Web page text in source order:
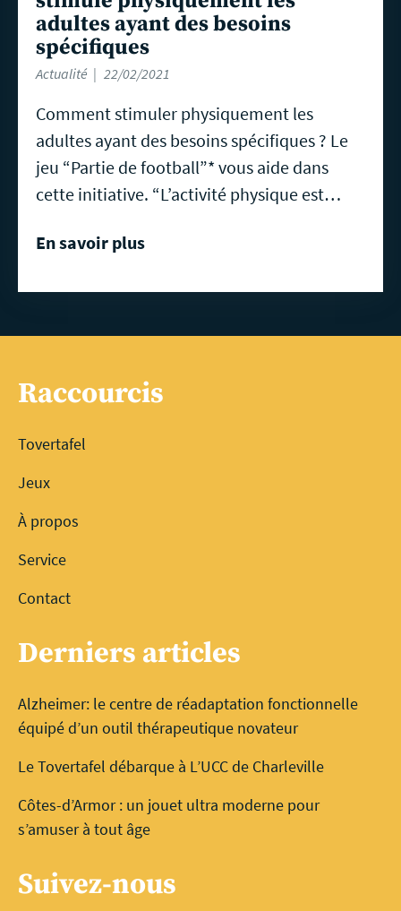
adultes ayant des besoins
spécifiques
Actualité 22/02/2021
Comment stimuler physiquement les
adultes ayant des besoins spécifiques ? Le
jeu “Partie de football”* vous aide dans
cette initiative. “L’activité physique est…
En savoir plus
Raccourcis
Tovertafel
Jeux
À propos
Service
Contact
Derniers articles
Alzheimer: le centre de réadaptation fonctionnelle
équipé d’un outil thérapeutique novateur
Le Tovertafel débarque à L’UCC de Charleville
Côtes-d’Armor : un jouet ultra moderne pour
s’amuser à tout âge
Suivez-nous